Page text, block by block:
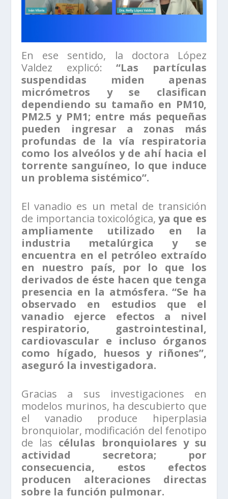
En ese sentido, la doctora López
Valdez explicó:“Las partículas
suspendidas miden apenas
micrómetros y se clasifican
dependiendo su tamaño en PM10,
PM2.5 y PM1; entre más pequeñas
pueden ingresar a zonas más
profundas de la vía respiratoria
como los alveólos y de ahí hacia el
torrente sanguíneo, lo que induce
un problema sistémico”.
El vanadio es un metal de transición
de importancia toxicológica, ya que es
ampliamente utilizado en la
industria metalúrgica y se
encuentra en el petróleo extraído
en nuestro país, por lo que los
derivados de éste hacen que tenga
presencia en la atmósfera. “Se ha
observado en estudios que el
vanadio ejerce efectos a nivel
respiratorio, gastrointestinal,
cardiovascular e incluso órganos
como hígado, huesos y riñones”,
aseguró la investigadora.
Gracias a sus investigaciones en
modelos murinos, ha descubierto que
el vanadio produce hiperplasia
bronquiolar, modificación del fenotipo
de las células bronquiolares y su
actividad secretora; por
consecuencia, estos efectos
producen alteraciones directas
sobre la función pulmonar.